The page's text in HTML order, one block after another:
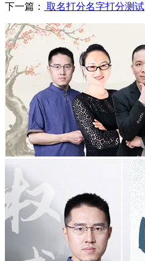
下一篇： 取名打分名字打分测试